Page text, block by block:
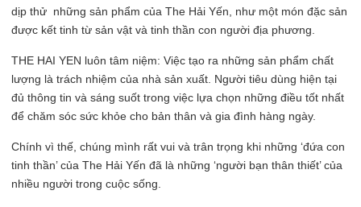
dịp thử những sản phẩm của The Hải Yến, như một món đặc sản
được kết tinh từ sản vật và tinh thần con người địa phương.
THE HAI YEN luôn tâm niệm: Việc tạo ra những sản phẩm chất
lượng là trách nhiệm của nhà sản xuất. Người tiêu dùng hiện tại
đủ thông tin và sáng suốt trong việc lựa chọn những điều tốt nhất
để chăm sóc sức khỏe cho bản thân và gia đình hàng ngày.
Chính vì thế, chúng mình rất vui và trân trọng khi những ‘đứa con
tinh thần’ của The Hải Yến đã là những ‘người bạn thân thiết’ của
nhiều người trong cuộc sống.